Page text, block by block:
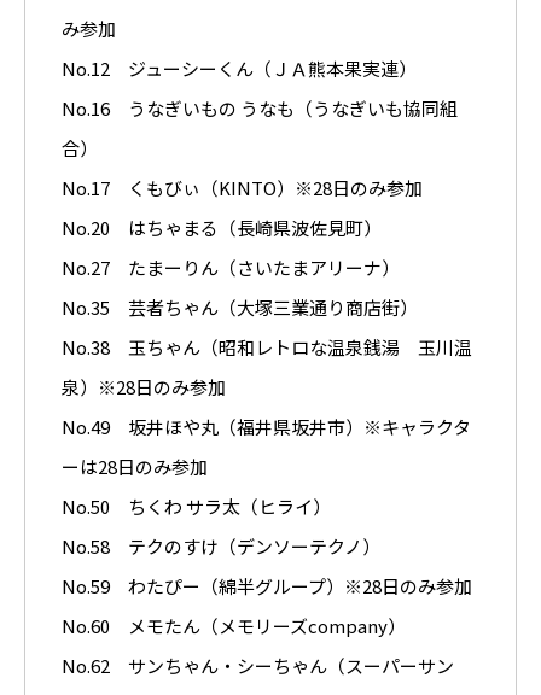
み参加
No.12 ジューシーくん（ＪＡ熊本果実連）
No.16 うなぎいもの うなも（うなぎいも協同組
合）
No.17 くもびぃ（KINTO）※28日のみ参加
No.20 はちゃまる（長崎県波佐見町）
No.27 たまーりん（さいたまアリーナ）
No.35 芸者ちゃん（大塚三業通り商店街）
No.38 玉ちゃん（昭和レトロな温泉銭湯 玉川温
泉）※28日のみ参加
No.49 坂井ほや丸（福井県坂井市）※キャラクタ
ーは28日のみ参加
No.50 ちくわ サラ太（ヒライ）
No.58 テクのすけ（デンソーテクノ）
No.59 わたぴー（綿半グループ）※28日のみ参加
No.60 メモたん（メモリーズcompany）
No.62 サンちゃん・シーちゃん（スーパーサン